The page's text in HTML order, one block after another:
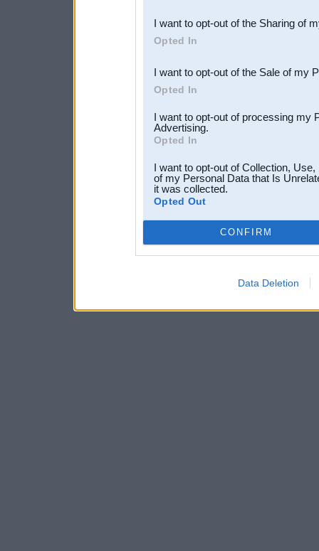
Downstream Participants
third parties.
I want to opt-out of the Sharing of
Opted In
I want to opt-out of the Sale of my
Opted In
I want to opt-out of processing my
Advertising.
Opted In
I want to opt-out of Collection,
of my Personal Data that Is
it was collected.
Opted Out
CONFIRM
Data Deletion